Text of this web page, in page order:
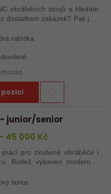
obráběcích strojů a hledáte
dostatkem zakázek? Pak jste
nabídka
junior/senior
45 000 Kč
pro zkušené obráběče i
se chceš
bonus